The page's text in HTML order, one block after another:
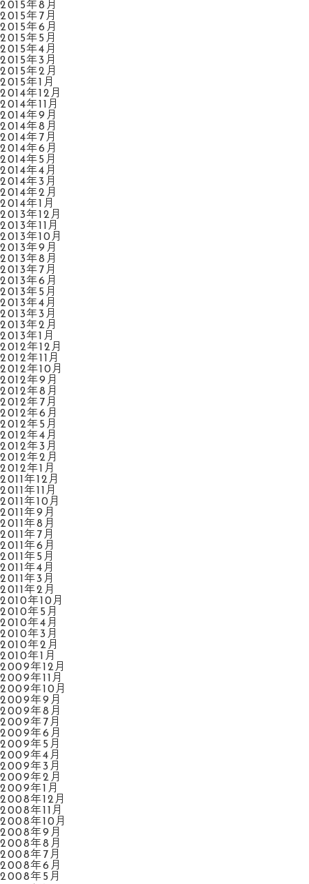
2015年8月
2015年7月
2015年6月
2015年5月
2015年4月
2015年3月
2015年2月
2015年1月
2014年12月
2014年11月
2014年9月
2014年8月
2014年7月
2014年6月
2014年5月
2014年4月
2014年3月
2014年2月
2014年1月
2013年12月
2013年11月
2013年10月
2013年9月
2013年8月
2013年7月
2013年6月
2013年5月
2013年4月
2013年3月
2013年2月
2013年1月
2012年12月
2012年11月
2012年10月
2012年9月
2012年8月
2012年7月
2012年6月
2012年5月
2012年4月
2012年3月
2012年2月
2012年1月
2011年12月
2011年11月
2011年10月
2011年9月
2011年8月
2011年7月
2011年6月
2011年5月
2011年4月
2011年3月
2011年2月
2010年10月
2010年5月
2010年4月
2010年3月
2010年2月
2010年1月
2009年12月
2009年11月
2009年10月
2009年9月
2009年8月
2009年7月
2009年6月
2009年5月
2009年4月
2009年3月
2009年2月
2009年1月
2008年12月
2008年11月
2008年10月
2008年9月
2008年8月
2008年7月
2008年6月
2008年5月